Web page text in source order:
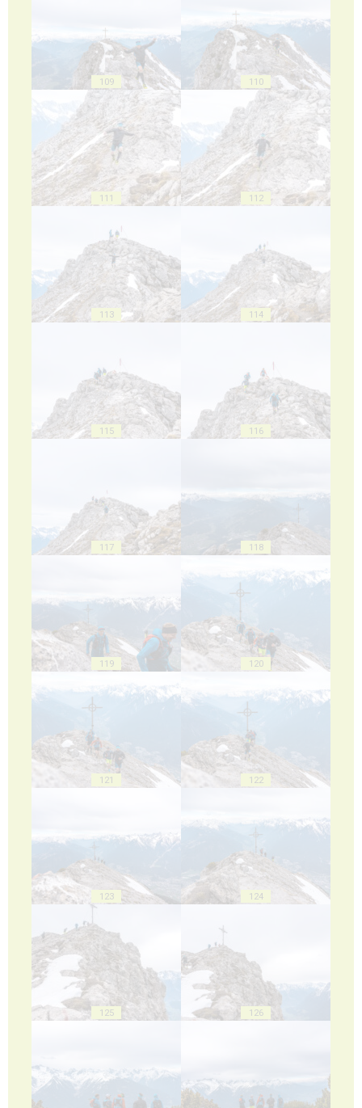
109 110
111 112
113 114
115 116
117 118
119 120
121 122
123 124
125 126